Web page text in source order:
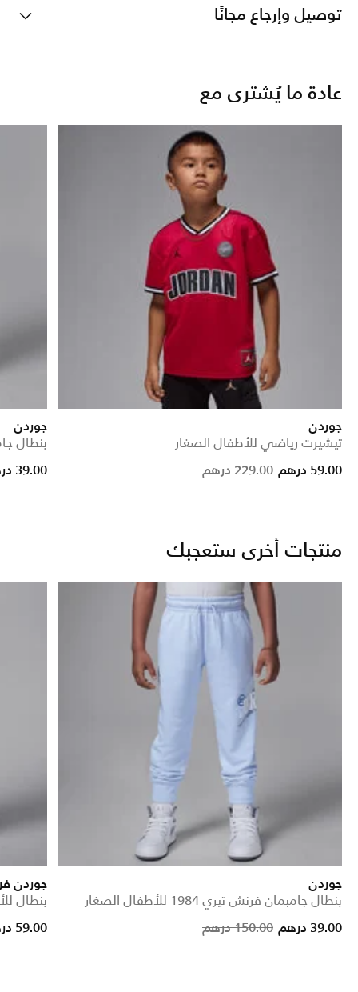
توصيل وإرجاع مجانًا
عادة ما يُشترى مع
جوردن
تيشيرت رياضي للأطفال الصغار
Price reduced229.00 درهم to59.00 درهم
جوردن
بنطال
39.00 درهم
منتجات أخرى ستعجبك
جوردن
بنطال جامبمان فرنش تيري 1984 للأطفال الصغار
Price reduced from
150.00 درهم to 39.00 درهم
جوردن
بنطال
Price reduced from
to
59.00 درهم